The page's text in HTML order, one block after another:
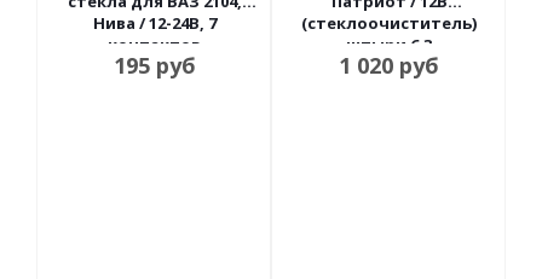
Нива / 12-24В, 7
контактов
Радиодеталь
195руб
(стеклоочиститель)
штыри 6.3
Автоарматура
1 020 руб